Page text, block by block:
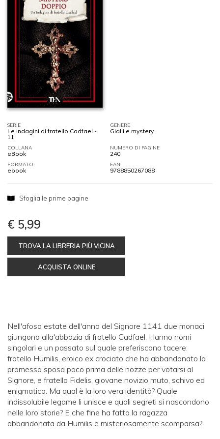
SERIE
Le indagini di fratello Cadfael -
11
GENERE
Gialli e mystery
COLLANA
eBook
NUMERO DI PAGINE
240
FORMATO
ebook
EAN
9788850267088
Sfoglia le prime pagine
€ 5,99
TROVA LA LIBRERIA PIÙ VICINA
ACQUISTA ONLINE
Nell'afosa estate dell'anno del Signore 1141 due monaci
giungono alla'abbazia di fratello Cadfael. Hanno nomi
singolari e un passato sul quale preferiscono tacere:
fratello Humilis, eroico ex crociato che ha abbandonato la
promessa sposa poco prima delle nozze per votarsi al
Signore, e fratello Fidelis, giovane novizio muto, schivo ed
enigmatico. Ma qual è la loro vera identità? Quale
indissolubile legame li unisce e quali segreti si nascondono
nelle loro storie? E che fine ha fatto la ragazza
abbandonata da Humilis e misteriosamente scomparsa?